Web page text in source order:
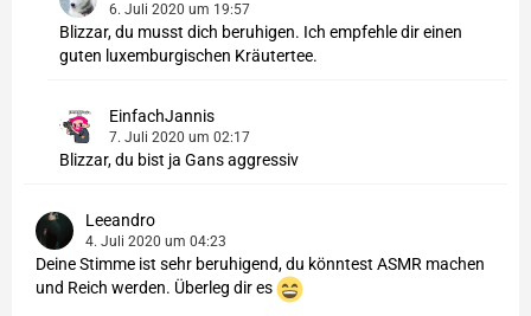
6. Juli 2020 um 19:57
Blizzar, du musst dich beruhigen. Ich empfehle dir einen
guten luxemburgischen Kräutertee.
EinfachJannis
7. Juli 2020 um 02:17
Blizzar, du bist ja Gans aggressiv
Leeandro
4. Juli 2020 um 04:23
Deine Stimme ist sehr beruhigend, du könntest ASMR machen
und Reich werden. Überleg dir es